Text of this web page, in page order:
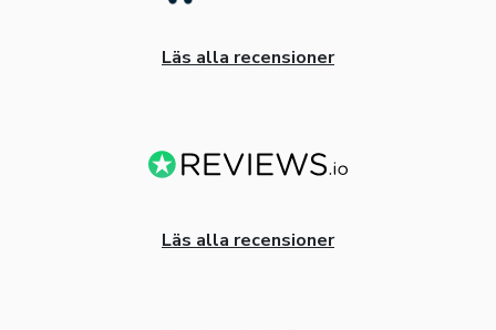
Läs alla recensioner
Läs alla recensioner